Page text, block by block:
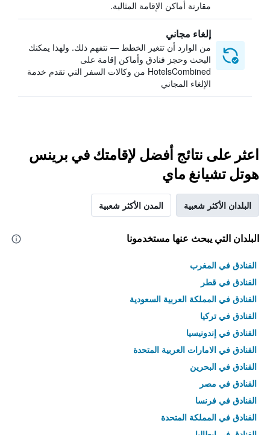
مقارنة أماكن الإقامة المثالية.
إلغاء مجاني
من الوارد أن تتغير الخطط — نتفهم ذلك. ولهذا يمكنك
البحث وحجز فنادق وأماكن إقامة على
HotelsCombined من وكالات السفر التي تقدم خدمة
الإلغاء المجاني
اعثر على نتائج أفضل لإقامتك في برينس
هوتل تشيانغ ماي
البلدان الأكثر شعبية المدن الأكثر شعبية
البلدان التي يبحث عنها مستخدمونا
الفنادق في المغرب
الفنادق في قطر
الفنادق في المملكة العربية السعودية
الفنادق في تركيا
الفنادق في إندونيسيا
الفنادق في الامارات العربية المتحدة
الفنادق في البحرين
الفنادق في مصر
الفنادق في فرنسا
الفنادق في المملكة المتحدة